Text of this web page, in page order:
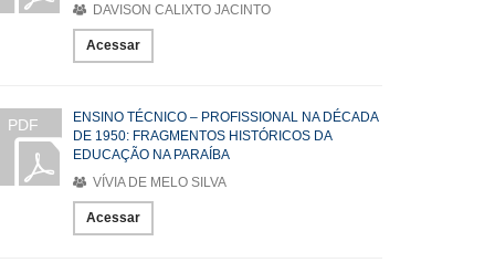
DAVISON CALIXTO JACINTO
Acessar
PDF
ENSINO TÉCNICO – PROFISSIONAL NA DÉCADA
DE 1950: FRAGMENTOS HISTÓRICOS DA
EDUCAÇÃO NA PARAÍBA
VÍVIA DE MELO SILVA
Acessar